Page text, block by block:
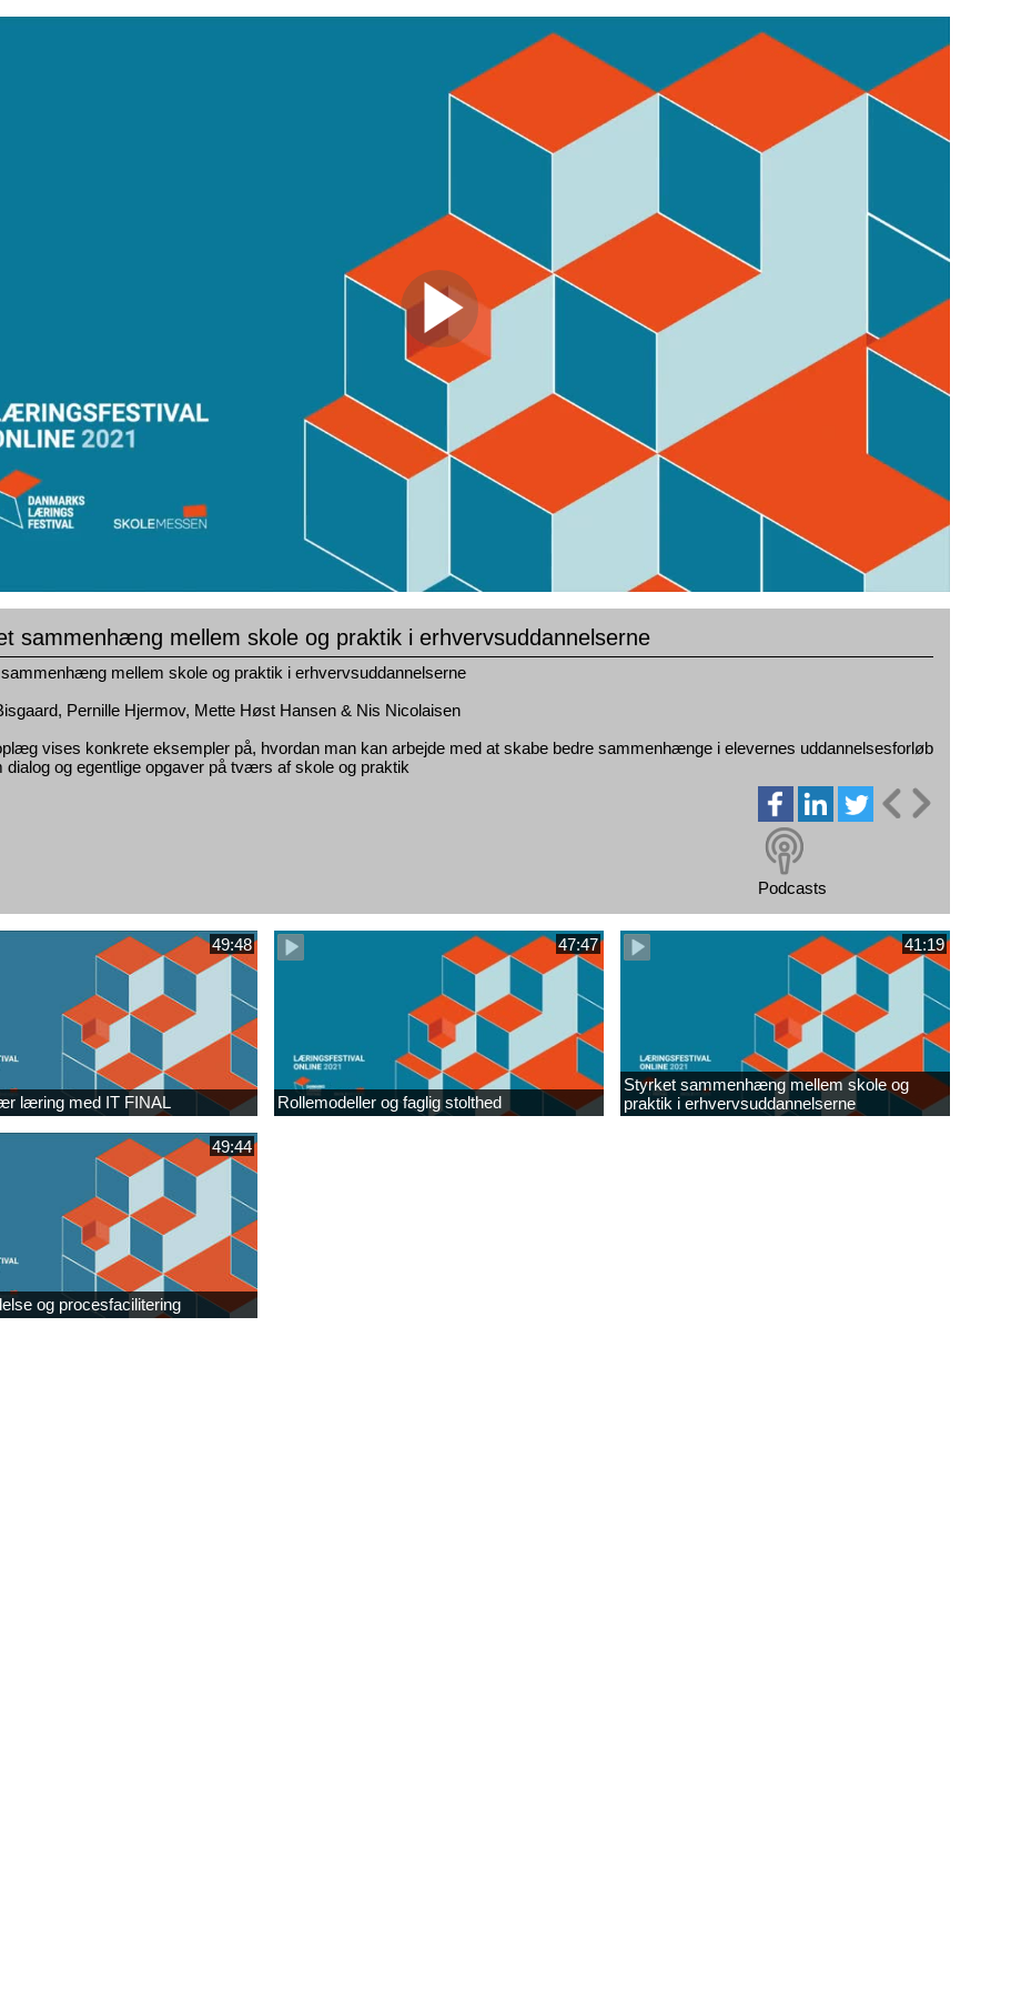
sammenhæng mellem skole og praktik i erhvervsuddannelserne​
mellem skole og praktik i erhvervsuddannelserne​
Pernille Hjermov, Mette Høst Hansen & Nis Nicolaisen​
vises konkrete eksempler på, hvordan man kan arbejde med at skabe bedre sammenhænge i elevernes uddannelsesforløb
dialog og egentlige opgaver på tværs af skole og praktik​
Podcasts
49:48
læring med IT FINAL
47:47
Rollemodeller og faglig stolthed​
41:19
Styrket sammenhæng mellem skole og
praktik i erhvervsuddannelserne​
49:44
og procesfacilitering